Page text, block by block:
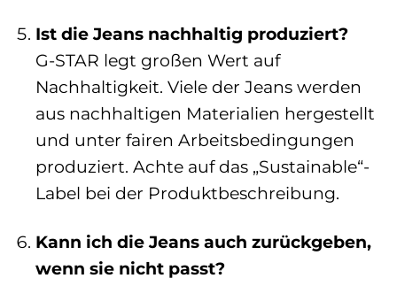
Ist die Jeans nachhaltig produziert?
G-STAR legt großen Wert auf
Nachhaltigkeit. Viele der Jeans werden
aus nachhaltigen Materialien hergestellt
und unter fairen Arbeitsbedingungen
produziert. Achte auf das „Sustainable“-
Label bei der Produktbeschreibung.
Kann ich die Jeans auch zurückgeben,
wenn sie nicht passt?